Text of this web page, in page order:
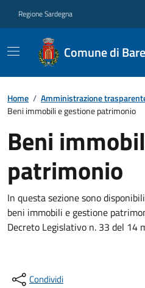
Regione Sardegna
Comune di
Home / Amministrazione
Beni immobili e gestione patrimonio
Beni
patrimonio
In questa sezione sono
beni immobili e gestione
Decreto Legislativo n. 33 del 14
Condividi